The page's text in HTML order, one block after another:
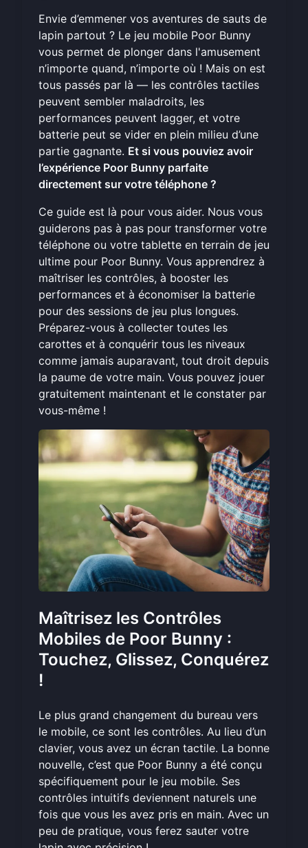
Envie d’emmener vos aventures de sauts de
lapin partout ? Le jeu mobile Poor Bunny
vous permet de plonger dans l'amusement
n’importe quand, n’importe où ! Mais on est
tous passés par là — les contrôles tactiles
peuvent sembler maladroits, les
performances peuvent lagger, et votre
batterie peut se vider en plein milieu d’une
partie gagnante. Et si vous pouviez avoir
l’expérience Poor Bunny parfaite
directement sur votre téléphone ?
Ce guide est là pour vous aider. Nous vous
guiderons pas à pas pour transformer votre
téléphone ou votre tablette en terrain de jeu
ultime pour Poor Bunny. Vous apprendrez à
maîtriser les contrôles, à booster les
performances et à économiser la batterie
pour des sessions de jeu plus longues.
Préparez-vous à collecter toutes les
carottes et à conquérir tous les niveaux
comme jamais auparavant, tout droit depuis
la paume de votre main. Vous pouvez jouer
gratuitement maintenant et le constater par
vous-même !
Maîtrisez les Contrôles
Mobiles de Poor Bunny :
Touchez, Glissez, Conquérez
!
Le plus grand changement du bureau vers
le mobile, ce sont les contrôles. Au lieu d’un
clavier, vous avez un écran tactile. La bonne
nouvelle, c’est que Poor Bunny a été conçu
spécifiquement pour le jeu mobile. Ses
contrôles intuitifs deviennent naturels une
fois que vous les avez pris en main. Avec un
peu de pratique, vous ferez sauter votre